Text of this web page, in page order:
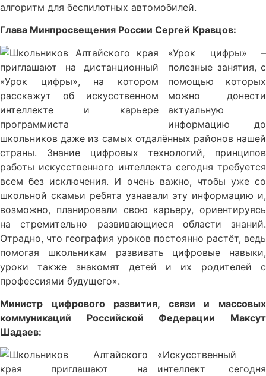
алгоритм для беспилотных автомобилей.
Глава Минпросвещения России Сергей Кравцов:
«Урок цифры» –
полезные занятия, с
помощью которых
можно донести
актуальную
информацию до
школьников даже из самых отдалённых районов нашей
страны. Знание цифровых технологий, принципов
работы искусственного интеллекта сегодня требуется
всем без исключения. И очень важно, чтобы уже со
школьной скамьи ребята узнавали эту информацию и,
возможно, планировали свою карьеру, ориентируясь
на стремительно развивающиеся области знаний.
Отрадно, что география уроков постоянно растёт, ведь
помогая школьникам развивать цифровые навыки,
уроки также знакомят детей и их родителей с
профессиями будущего».
Министр цифрового развития, связи и массовых
коммуникаций Российской Федерации Максут
Шадаев:
«Искусственный
интеллект сегодня